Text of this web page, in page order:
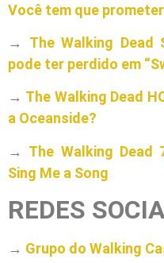
Você tem que prometer
→ The Walking Dead
pode ter perdido em
→ The Walking Dead
a Oceanside?
→ The Walking Dead
Sing Me a Song
REDES
→ Grupo do Walking